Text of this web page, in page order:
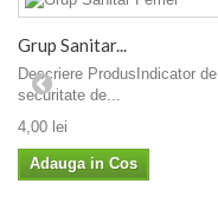
Grup Sanitar...
Descriere ProdusIndicator de
securitate de...
4,00 lei
Adauga in Cos